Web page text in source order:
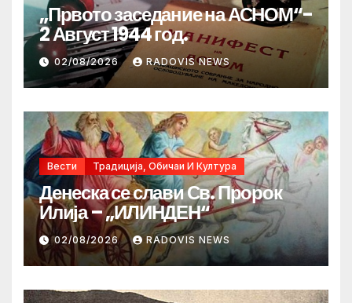
„Првото заседание на АСНОМ“-
2 Август 1944 год.
02/08/2026 RADOVIS NEWS
Вести Традиција, Обичаи И Култура
Денеска се слави Св. Пророк
Илија – „ИЛИНДЕН“
02/08/2026 RADOVIS NEWS